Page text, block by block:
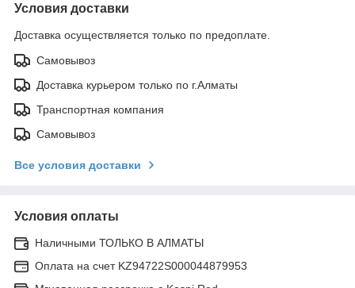
Условия доставки
Доставка осуществляется только по предоплате.
Самовывоз
Доставка курьером только по г.Алматы
Транспортная компания
Самовывоз
Все условия доставки
Условия оплаты
Наличными ТОЛЬКО В АЛМАТЫ
Оплата на счет KZ94722S000044879953